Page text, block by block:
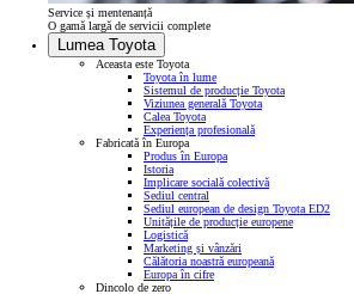
Service și mentenanță
O gamă largă de servicii complete
Lumea Toyota
Aceasta este Toyota
Toyota în lume
Sistemul de producție Toyota
Viziunea generală Toyota
Calea Toyota
Experiența profesională
Fabricată în Europa
Produs în Europa
Istoria
Implicare socială colectivă
Sediul central
Sediul european de design Toyota ED2
Unitățile de producție europene
Logistică
Marketing și vânzări
Călătoria noastră europeană
Europa în cifre
Dincolo de zero